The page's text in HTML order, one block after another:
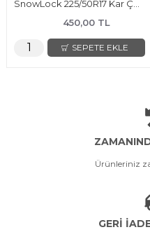
450,00 TL
SEPETE EKLE
Ürünleriniz
GERİ